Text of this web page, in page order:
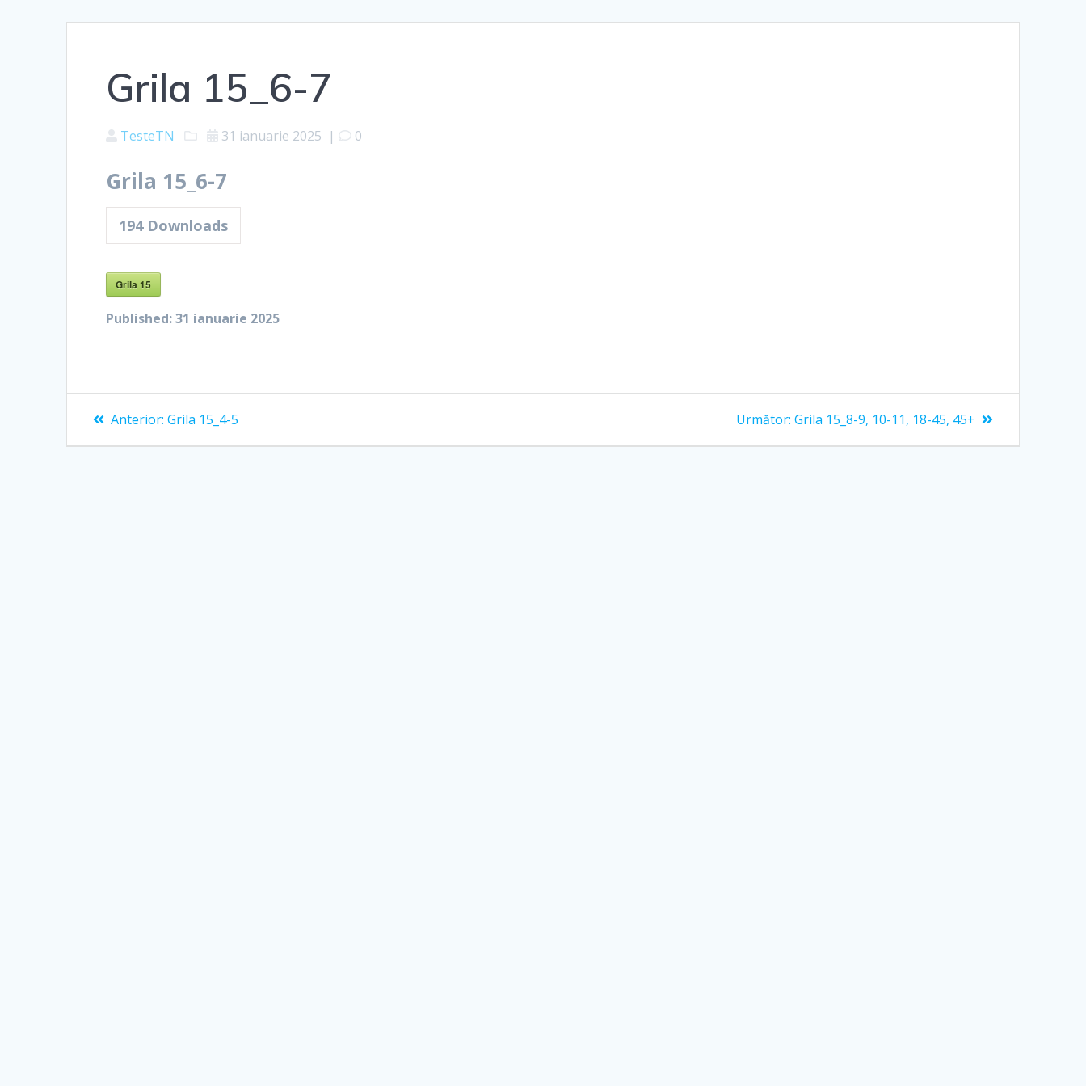
Grila 15_6-7
TesteTN 31 ianuarie 2025 | 0
Grila 15_6-7
194Downloads
Grila 15
Published:31 ianuarie 2025
Navigare
în
Anterior: Articolul
Grila 15_4-5 Următor: Articolul
Grila 15_8-9, 10-11, 18-45, 45+